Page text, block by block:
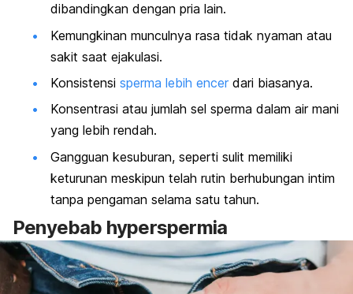
dibandingkan dengan pria lain.
Kemungkinan munculnya rasa tidak nyaman atau
sakit saat ejakulasi.
Konsistensi sperma lebih encer dari biasanya.
Konsentrasi atau jumlah sel sperma dalam air mani
yang lebih rendah.
Gangguan kesuburan, seperti sulit memiliki
keturunan meskipun telah rutin berhubungan intim
tanpa pengaman selama satu tahun.
Penyebab hyperspermia